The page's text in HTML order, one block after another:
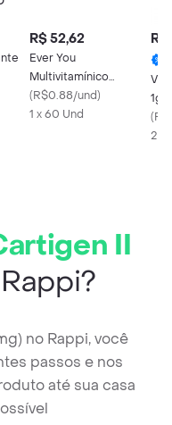
R$ 52,62
Ever You
Multivitamínico
Cabelos e Unhas 60
Comprimidos
(R$0.88/und)
1 x 60 Und
R$
1g
30
(
2
II
no Rappi, você
passos e nos
até sua casa